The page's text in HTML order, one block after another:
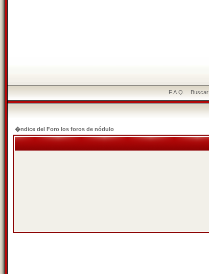
F.A.Q. Buscar
�ndice del Foro los foros de nódulo